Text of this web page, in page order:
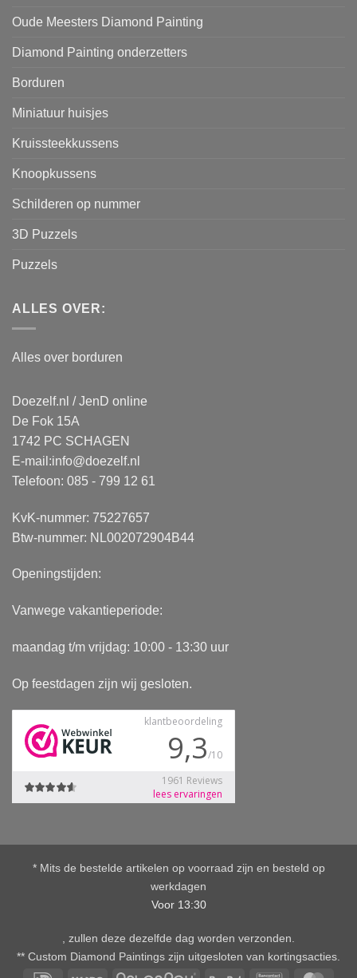
Oude Meesters Diamond Painting
Diamond Painting onderzetters
Borduren
Miniatuur huisjes
Kruissteekkussens
Knoopkussens
Schilderen op nummer
3D Puzzels
Puzzels
ALLES OVER:
Alles over borduren
Doezelf.nl / JenD online
De Fok 15A
1742 PC SCHAGEN
E-mail:info@doezelf.nl
Telefoon: 085 - 799 12 61
KvK-nummer: 75227657
Btw-nummer: NL002072904B44
Openingstijden:
Vanwege vakantieperiode:
maandag t/m vrijdag: 10:00 - 13:30 uur
Op feestdagen zijn wij gesloten.
* Mits de bestelde artikelen op voorraad zijn en besteld op
werkdagen
Voor 13:30
, zullen deze dezelfde dag worden verzonden.
** Custom Diamond Paintings zijn uitgesloten van kortingsacties.